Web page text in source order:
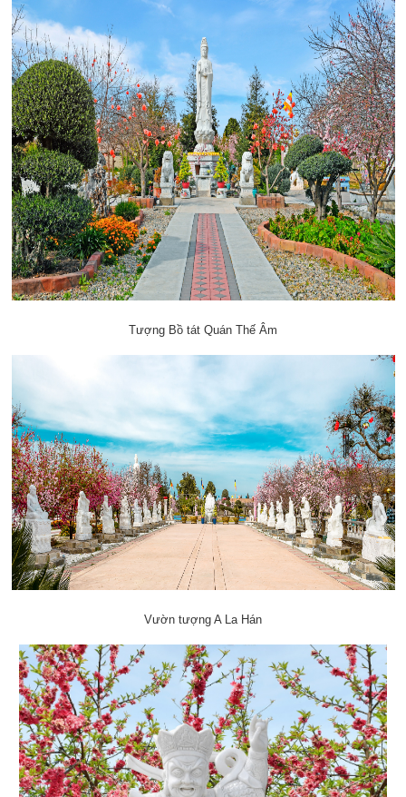
Tượng Bồ tát Quán Thế Âm
Vườn tượng A La Hán